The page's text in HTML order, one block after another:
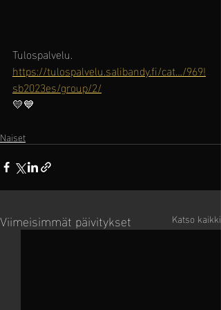
Tulospalvelu.
https://tulospalvelu.salibandy.fi/cat…/969!
sb2023es/group/2/
💛💙
Naiset
Viimeisimmät päivitykset Katso kaikki